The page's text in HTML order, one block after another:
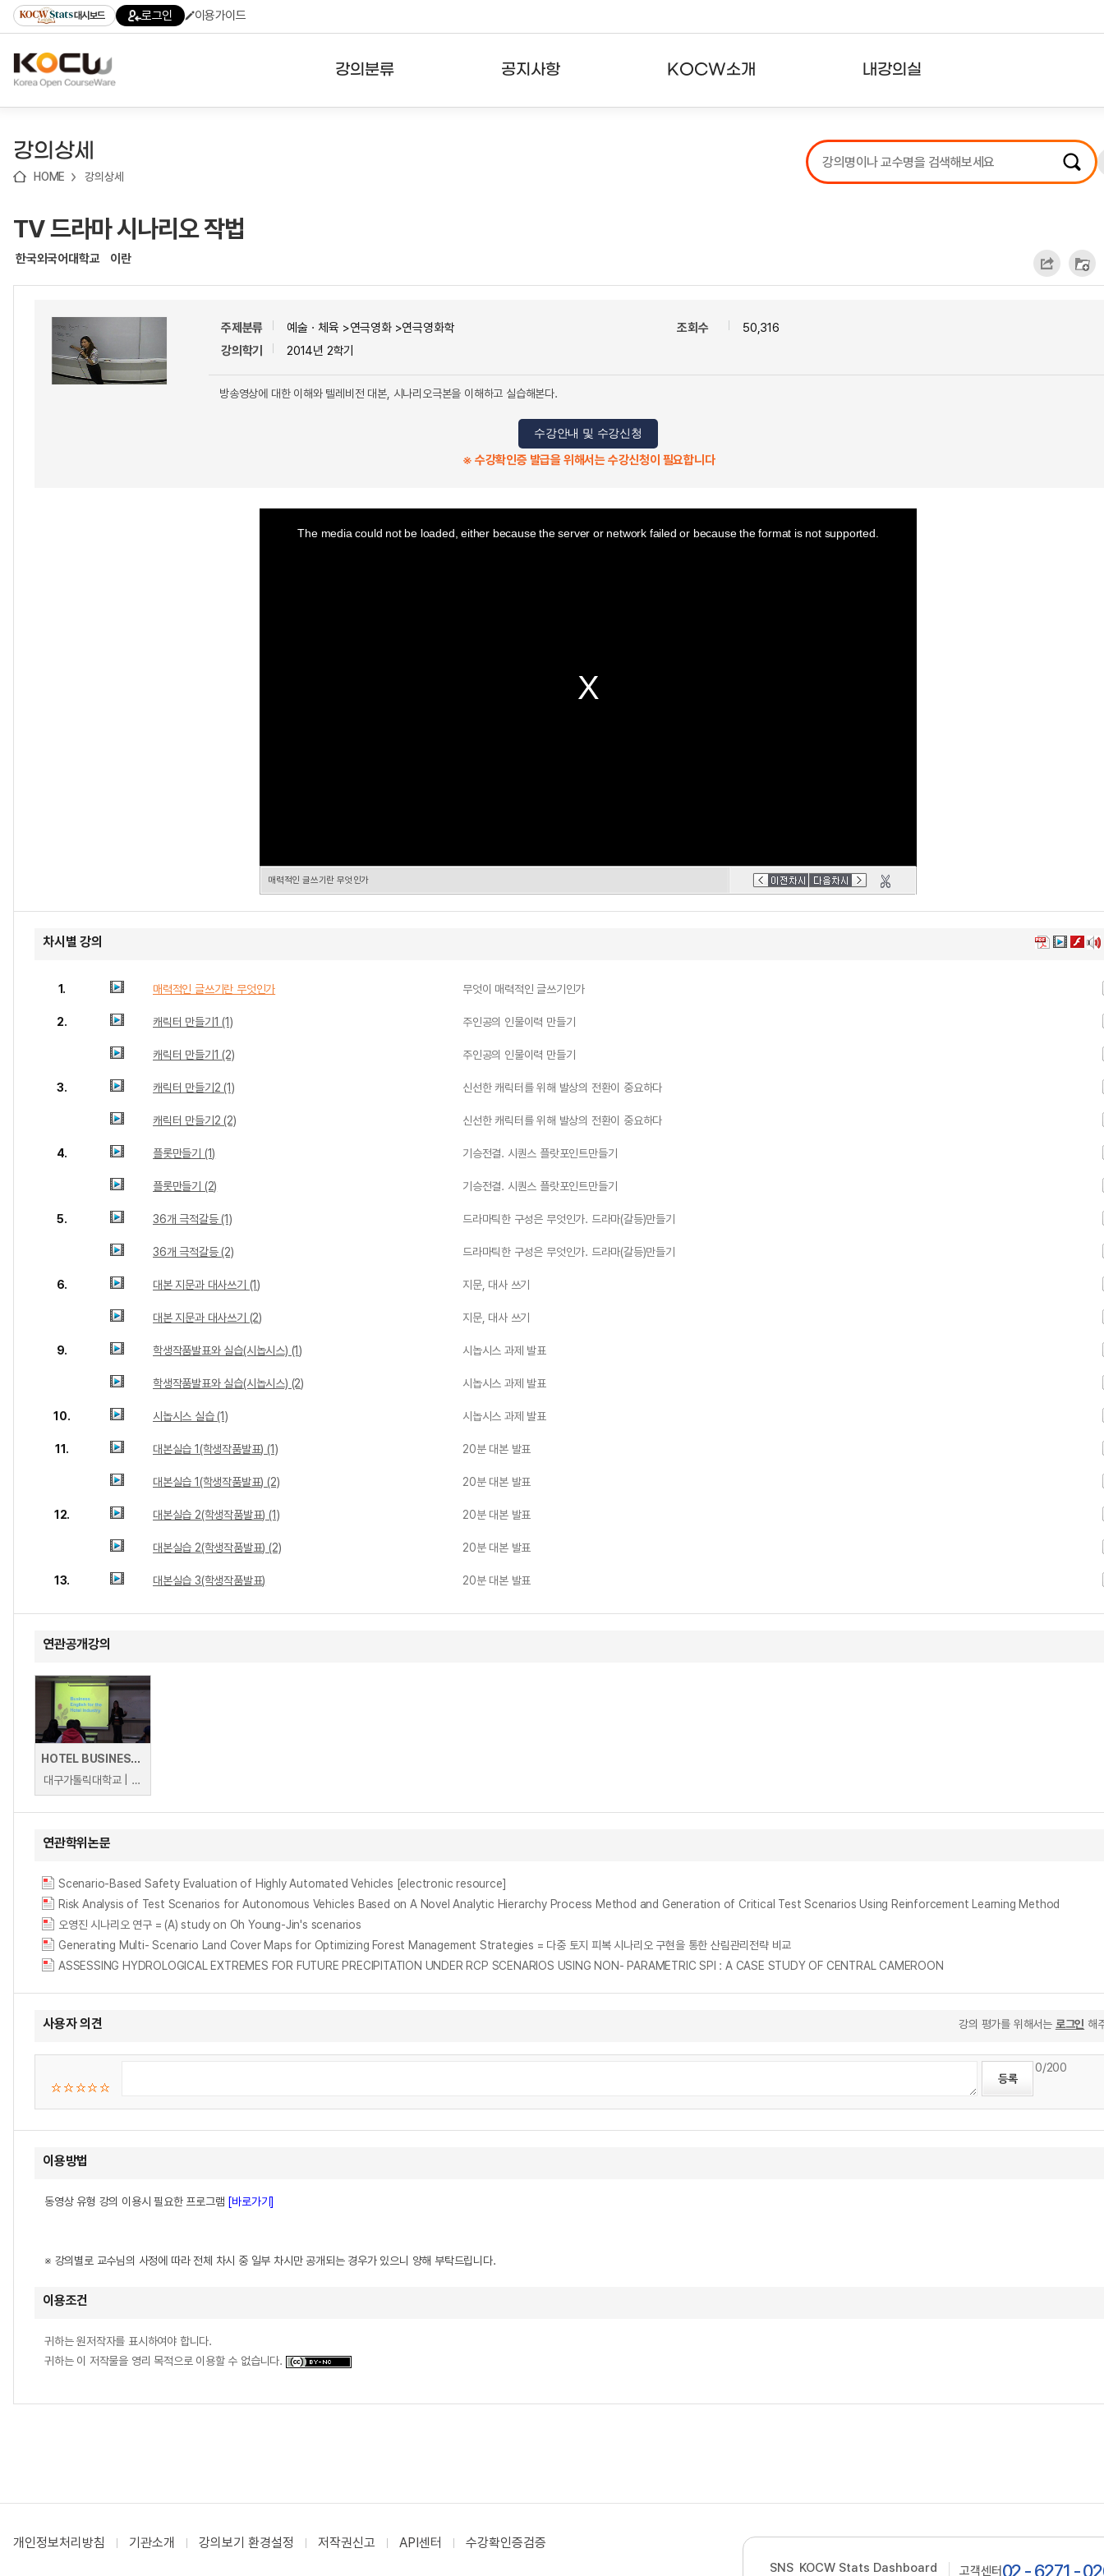
기
기
기
content)
가
대시보드 로그인 이용가이드
강의분류 공지사항 KOCW소개 내강의실
강의리스트
수강확인증강의
강의상세
HOME 강의상세
TV 드라마 시나리오 작법
한국외국어대학교 이란
주제분류
예술ㆍ체육 >연극영화 >연극영화학
강의학기
2014년 2학기
조회수 50,316
방송영상에 대한 이해와 텔레비전 대본, 시나리오극본을 이해하고 실습해본다.
수강안내 및 수강신청
※ 수강확인증 발급을 위해서는 수강신청이 필요합니다
The media could not be loaded, either because the server or network failed or because the format is not supported.
매력적인 글쓰기란 무엇인가
차시별 강의
1. 매력적인 글쓰기란 무엇인가 무엇이 매력적인 글쓰기인가
2. 캐릭터 만들기1 (1) 주인공의 인물이력 만들기
캐릭터 만들기1 (2) 주인공의 인물이력 만들기
3. 캐릭터 만들기2 (1) 신선한 캐릭터를 위해 발상의 전환이 중요하다
캐릭터 만들기2 (2) 신선한 캐릭터를 위해 발상의 전환이 중요하다
4. 플롯만들기 (1) 기승전결. 시퀀스 플랏포인트만들기
플롯만들기 (2) 기승전결. 시퀀스 플랏포인트만들기
5. 36개 극적갈등 (1) 드라마틱한 구성은 무엇인가. 드라마(갈등)만들기
36개 극적갈등 (2) 드라마틱한 구성은 무엇인가. 드라마(갈등)만들기
6. 대본 지문과 대사쓰기 (1) 지문, 대사 쓰기
대본 지문과 대사쓰기 (2) 지문, 대사 쓰기
9. 학생작품발표와 실습(시놉시스) (1) 시놉시스 과제 발표
학생작품발표와 실습(시놉시스) (2) 시놉시스 과제 발표
10. 시놉시스 실습 (1) 시놉시스 과제 발표
11. 대본실습 1(학생작품발표) (1) 20분 대본 발표
대본실습 1(학생작품발표) (2) 20분 대본 발표
12. 대본실습 2(학생작품발표) (1) 20분 대본 발표
대본실습 2(학생작품발표) (2) 20분 대본 발표
13. 대본실습 3(학생작품발표) 20분 대본 발표
연관공개강의
HOTEL BUSINESS ENGLISH
대구가톨릭대학교 | JHOANNA CAMILON
연관학위논문
Scenario-Based Safety Evaluation of Highly Automated Vehicles [electronic resource]
Risk Analysis of Test Scenarios for Autonomous Vehicles Based on A Novel Analytic Hierarchy Process Method and Generation of Critical Test Scenarios Using Reinforcement Learning Method
오영진 시나리오 연구 = (A) study on Oh Young-Jin's scenarios
Generating Multi- Scenario Land Cover Maps for Optimizing Forest Management Strategies = 다중 토지 피복 시나리오 구현을 통한 산림관리전략 비교
ASSESSING HYDROLOGICAL EXTREMES FOR FUTURE PRECIPITATION UNDER RCP SCENARIOS USING NON- PARAMETRIC SPI : A CASE STUDY OF CENTRAL CAMEROON
사용자 의견 강의 평가를 위해서는 로그인 해
0/200
이용방법
동영상 유형 강의 이용시 필요한 프로그램 [바로가기]
※ 강의별로 교수님의 사정에 따라 전체 차시 중 일부 차시만 공개되는 경우가 있으니 양해 부탁드립니다.
이용조건
귀하는 원저작자를 표시하여야 합니다.
귀하는 이 저작물을 영리 목적으로 이용할 수 없습니다.
개인정보처리방침 기관소개 강의보기 환경설정 저작권신고 API센터 수강확인증검증
SNS KOCW Stats Dashboard 고객센터 02 - 6271 -